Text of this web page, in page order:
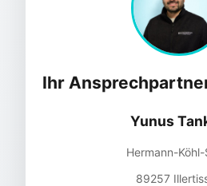
Ihr
Yunus
Hermann-
89257